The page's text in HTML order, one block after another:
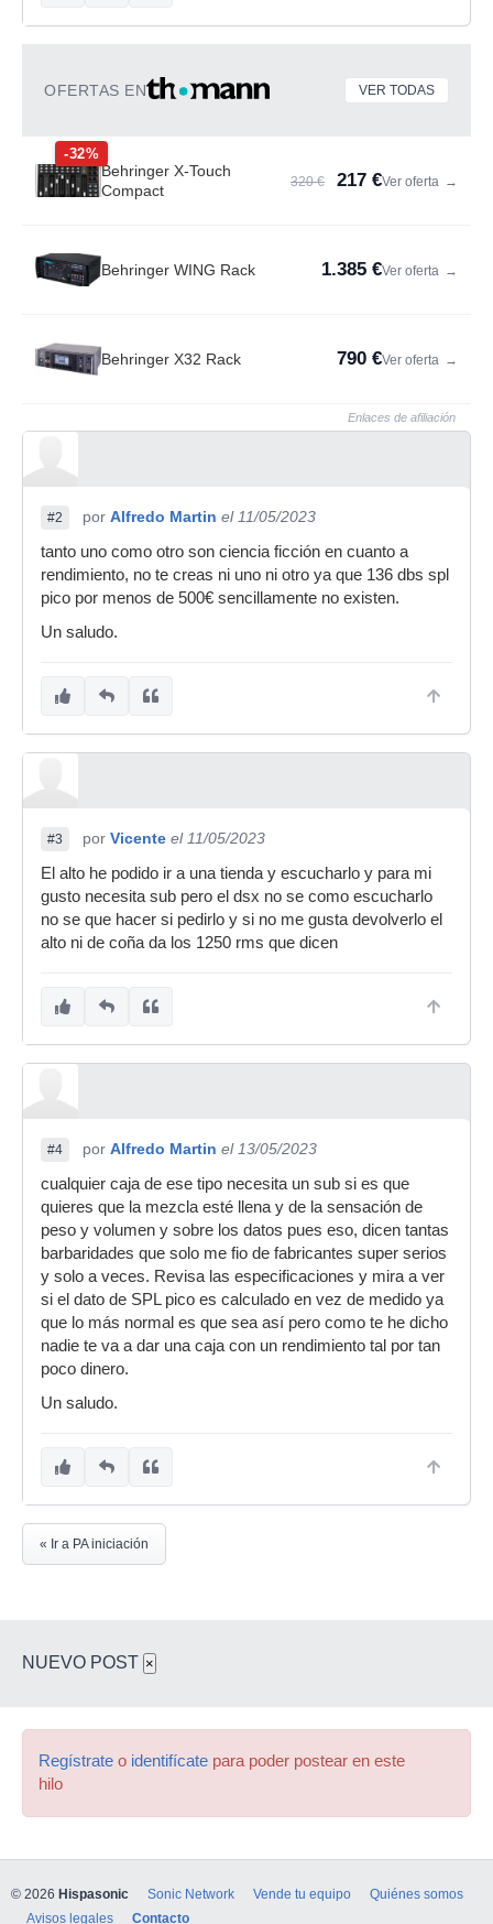
OFERTAS EN VER TODAS
-32%
Behringer X-Touch
Compact
320 € 217 €Ver oferta →
Behringer WING Rack 1.385 €Ver oferta →
Behringer X32 Rack 790 €Ver oferta →
Enlaces de afiliación
#2 por Alfredo Martin el 11/05/2023
tanto uno como otro son ciencia ficción en cuanto a
rendimiento, no te creas ni uno ni otro ya que 136 dbs spl
pico por menos de 500€ sencillamente no existen.
Un saludo.
#3 por Vicente el 11/05/2023
El alto he podido ir a una tienda y escucharlo y para mi
gusto necesita sub pero el dsx no se como escucharlo
no se que hacer si pedirlo y si no me gusta devolverlo el
alto ni de coña da los 1250 rms que dicen
#4 por Alfredo Martin el 13/05/2023
cualquier caja de ese tipo necesita un sub si es que
quieres que la mezcla esté llena y de la sensación de
peso y volumen y sobre los datos pues eso, dicen tantas
barbaridades que solo me fio de fabricantes super serios
y solo a veces. Revisa las especificaciones y mira a ver
si el dato de SPL pico es calculado en vez de medido ya
que lo más normal es que sea así pero como te he dicho
nadie te va a dar una caja con un rendimiento tal por tan
poco dinero.
Un saludo.
« Ir a PA iniciación
NUEVO POST ×
Regístrate o identifícate para poder postear en este
hilo
© 2026 Hispasonic Sonic Network Vende tu equipo
Quiénes somos
Avisos legales
Contacto